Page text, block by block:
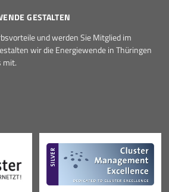
GESTALTEN
und werden Sie Mitglied im
wir die Energiewende in Thüringen
mit.